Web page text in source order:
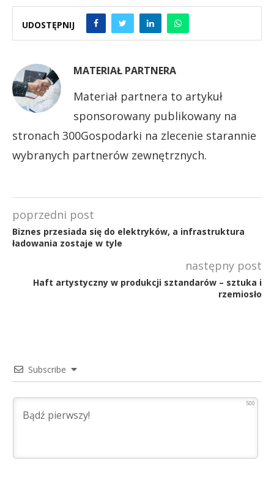
UDOSTĘPNIJ
MATERIAŁ PARTNERA
Materiał partnera to artykuł
sponsorowany publikowany na
stronach 300Gospodarki na zlecenie starannie
wybranych partnerów zewnętrznych.
poprzedni post
Biznes przesiada się do elektryków, a infrastruktura
ładowania zostaje w tyle
następny post
Haft artystyczny w produkcji sztandarów – sztuka i
rzemiosło
Subscribe
500